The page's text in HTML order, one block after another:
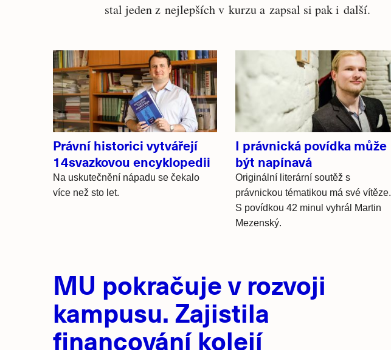
stal jeden z nejlepších v kurzu a zapsal si pak i další.
Související
články
Právní historici vytvářejí
14svazkovou encyklopedii
Na uskutečnění nápadu se čekalo
více než sto let.
I právnická povídka může
být napínavá
Originální literární soutěž s
právnickou tématikou má své vítěze.
S povídkou 42 minul vyhrál Martin
Mezenský.
novinky
MU pokračuje v rozvoji
kampusu. Zajistila
financování kolejí